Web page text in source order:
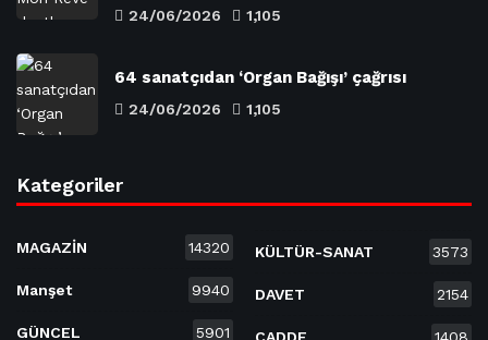
24/06/2026 1,105
64 sanatçıdan ‘Organ Bağışı’ çağrısı
24/06/2026 1,105
Kategoriler
MAGAZİN 14320
Manşet 9940
GÜNCEL 5901
KÜLTÜR-SANAT 3573
DAVET 2154